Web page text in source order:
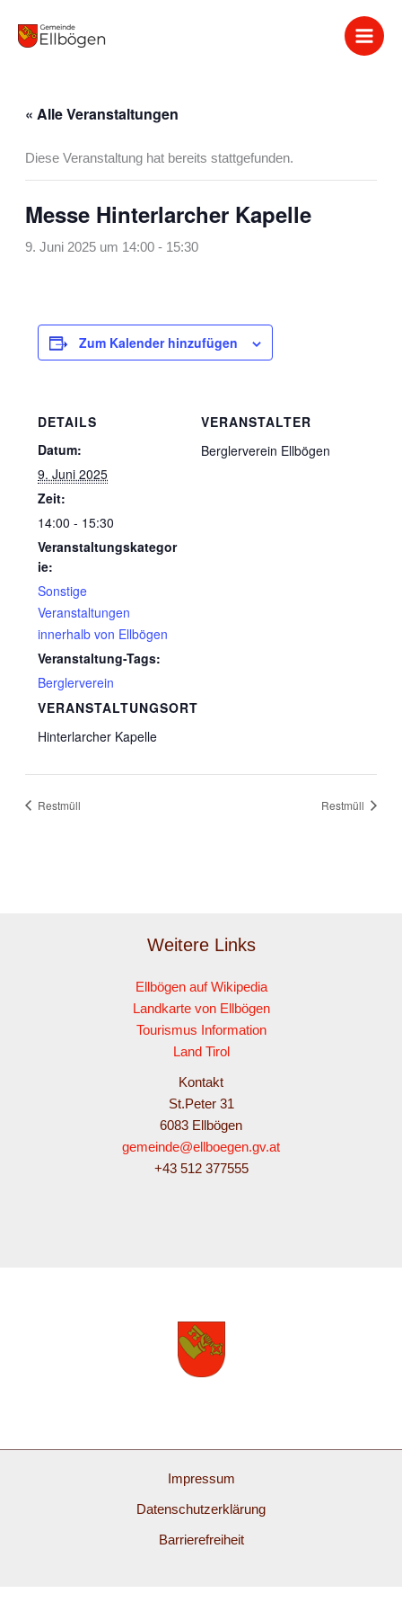
Inhalt
« Alle Veranstaltungen
Diese Veranstaltung hat bereits stattgefunden.
Messe Hinterlarcher Kapelle
9. Juni 2025 um 14:00- 15:30
Zum Kalender hinzufügen
DETAILS
Datum:
9. Juni 2025
Zeit:
14:00 - 15:30
Veranstaltungskategor
ie:
Sonstige
Veranstaltungen
innerhalb von Ellbögen
Veranstaltung-Tags:
Berglerverein
VERANSTALTUNGSORT
Hinterlarcher Kapelle
VERANSTALTER
Berglerverein Ellbögen
Restmüll Restmüll
Weitere Links
Ellbögen auf Wikipedia
Landkarte von Ellbögen
Tourismus Information
Land Tirol
Kontakt
St.Peter 31
6083 Ellbögen
gemeinde@ellboegen.gv.at
+43 512 377555
Impressum
Datenschutzerklärung
Barrierefreiheit